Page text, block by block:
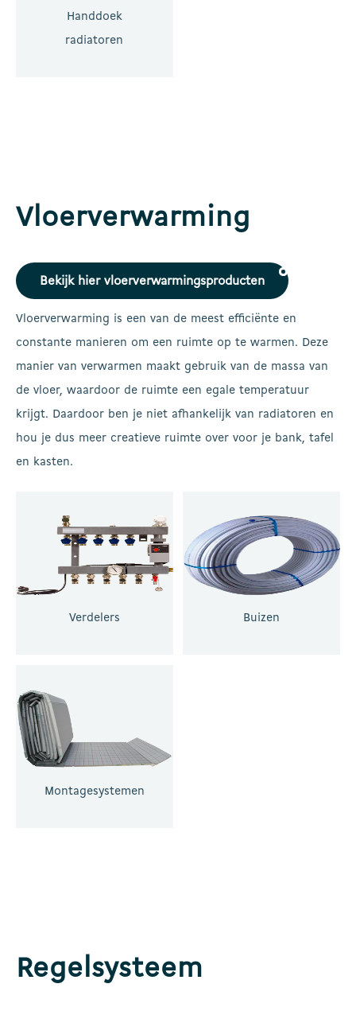
Handdoek
radiatoren
Vloerverwarming
Bekijk hier vloerverwarmingsproducten
Vloerverwarming is een van de meest efficiënte en
constante manieren om een ruimte op te warmen. Deze
manier van verwarmen maakt gebruik van de massa van
de vloer, waardoor de ruimte een egale temperatuur
krijgt. Daardoor ben je niet afhankelijk van radiatoren en
hou je dus meer creatieve ruimte over voor je bank, tafel
en kasten.
Verdelers Buizen
Montagesystemen
Regelsysteem